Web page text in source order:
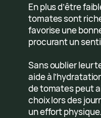
En plus d’être
tomates sont
favorise une
procurant un
Sans oublier leur
aide à
de tomates peut
choix lors des
un effort physique.